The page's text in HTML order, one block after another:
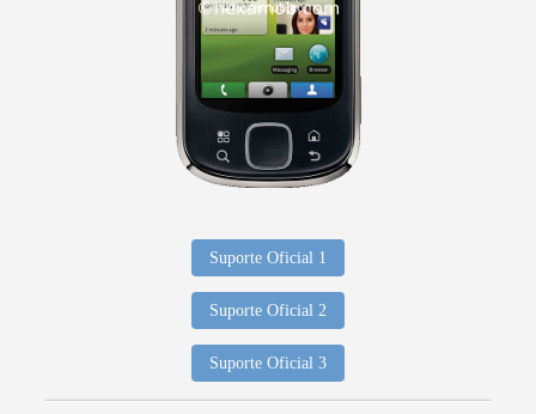
Suporte Oficial 1
Suporte Oficial 2
Suporte Oficial 3